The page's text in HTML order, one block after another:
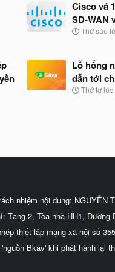
Cisco vá
SD-WAN
N
y
b
ắ
t
Thứ sáu
Lỗ hổng
dẫn tới
N
đ
Thứ tư lúc
nhiệm nội dung: NGUYỄN
Tầng 2, Tòa nhà HH1, Đường
thiết lập mạng xã hội số
Bkav' khi phát hành lại